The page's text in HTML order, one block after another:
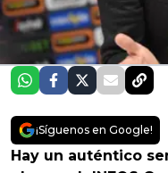
¡Síguenos en Google!
Hay un auténtico